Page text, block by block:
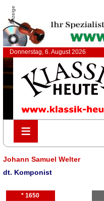
Anzeige
Donnerstag, 6. August 2026
≡
≡
Johann Samuel Welter
dt. Komponist
* 1650